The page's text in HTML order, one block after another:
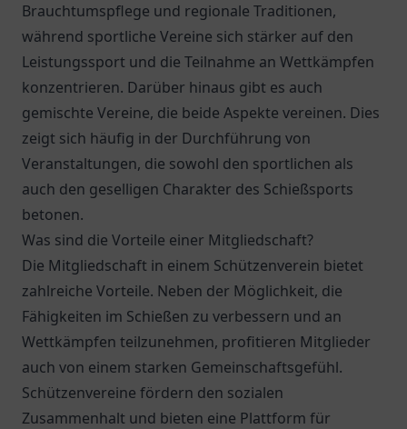
Brauchtumspflege und regionale Traditionen,
während sportliche Vereine sich stärker auf den
Leistungssport und die Teilnahme an Wettkämpfen
konzentrieren. Darüber hinaus gibt es auch
gemischte Vereine, die beide Aspekte vereinen. Dies
zeigt sich häufig in der Durchführung von
Veranstaltungen, die sowohl den sportlichen als
auch den geselligen Charakter des Schießsports
betonen.
Was sind die Vorteile einer Mitgliedschaft?
Die Mitgliedschaft in einem Schützenverein bietet
zahlreiche Vorteile. Neben der Möglichkeit, die
Fähigkeiten im Schießen zu verbessern und an
Wettkämpfen teilzunehmen, profitieren Mitglieder
auch von einem starken Gemeinschaftsgefühl.
Schützenvereine fördern den sozialen
Zusammenhalt und bieten eine Plattform für